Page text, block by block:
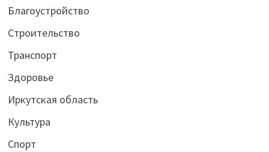
Благоустройство
Строительство
Транспорт
Здоровье
Иркутская область
Культура
Спорт